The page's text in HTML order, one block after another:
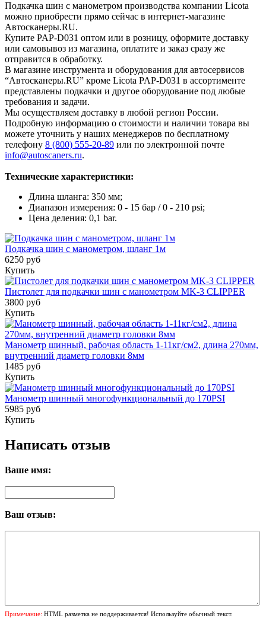
Подкачка шин с манометром производства компании Licota
можно приобрести прямо сейчас в интернет-магазине
Автосканеры.RU.
Купите PAP-D031 оптом или в розницу, оформите доставку
или самовывоз из магазина, оплатите и заказ сразу же
отправится в обработку.
В магазине инструмента и оборудования для автосервисов
“Автосканеры.RU” кроме Licota PAP-D031 в ассортименте
представлены подкачки и другое оборудование под любые
требования и задачи.
Мы осуществляем доставку в любой регион России.
Подробную информацию о стоимости и наличии товара вы
можете уточнить у наших менеджеров по бесплатному
телефону 8 (800) 555-20-89 или по электронной почте
info@autoscaners.ru.
Технические характеристики:
Длина шланга: 350 мм;
Диапазон измерения: 0 - 15 бар / 0 - 210 psi;
Цена деления: 0,1 bar.
Подкачка шин с манометром, шланг 1м
6250 руб
Купить
Пистолет для подкачки шин с манометром MK-3 CLIPPER
3800 руб
Купить
Манометр шинный, рабочая область 1-11кг/см2, длина 270мм,
внутренний диаметр головки 8мм
1485 руб
Купить
Манометр шинный многофункциональный до 170PSI
5985 руб
Купить
Написать отзыв
Ваше имя:
Ваш отзыв:
Примечание: HTML разметка не поддерживается! Используйте обычный текст.